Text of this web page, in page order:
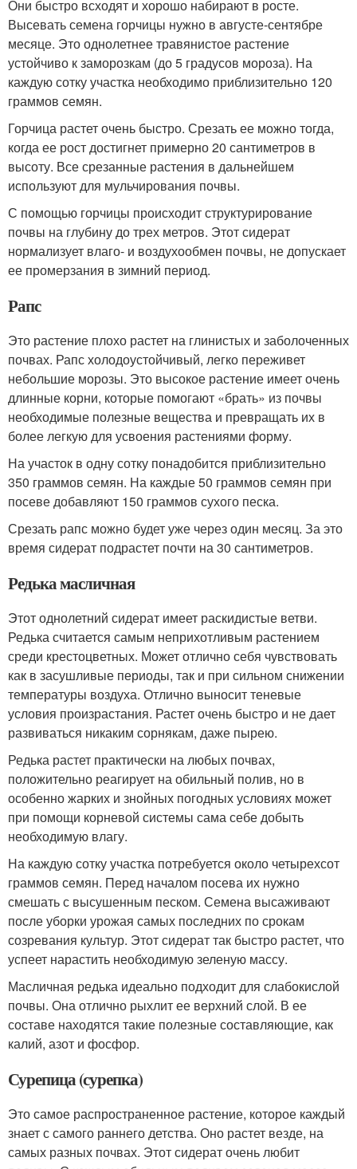
Они быстро всходят и хорошо набирают в росте.
Высевать семена горчицы нужно в августе-сентябре
месяце. Это однолетнее травянистое растение
устойчиво к заморозкам (до 5 градусов мороза). На
каждую сотку участка необходимо приблизительно 120
граммов семян.
Горчица растет очень быстро. Срезать ее можно тогда,
когда ее рост достигнет примерно 20 сантиметров в
высоту. Все срезанные растения в дальнейшем
используют для мульчирования почвы.
С помощью горчицы происходит структурирование
почвы на глубину до трех метров. Этот сидерат
нормализует влаго- и воздухообмен почвы, не допускает
ее промерзания в зимний период.
Рапс
Это растение плохо растет на глинистых и заболоченных
почвах. Рапс холодоустойчивый, легко переживет
небольшие морозы. Это высокое растение имеет очень
длинные корни, которые помогают «брать» из почвы
необходимые полезные вещества и превращать их в
более легкую для усвоения растениями форму.
На участок в одну сотку понадобится приблизительно
350 граммов семян. На каждые 50 граммов семян при
посеве добавляют 150 граммов сухого песка.
Срезать рапс можно будет уже через один месяц. За это
время сидерат подрастет почти на 30 сантиметров.
Редька масличная
Этот однолетний сидерат имеет раскидистые ветви.
Редька считается самым неприхотливым растением
среди крестоцветных. Может отлично себя чувствовать
как в засушливые периоды, так и при сильном снижении
температуры воздуха. Отлично выносит теневые
условия произрастания. Растет очень быстро и не дает
развиваться никаким сорнякам, даже пырею.
Редька растет практически на любых почвах,
положительно реагирует на обильный полив, но в
особенно жарких и знойных погодных условиях может
при помощи корневой системы сама себе добыть
необходимую влагу.
На каждую сотку участка потребуется около четырехсот
граммов семян. Перед началом посева их нужно
смешать с высушенным песком. Семена высаживают
после уборки урожая самых последних по срокам
созревания культур. Этот сидерат так быстро растет, что
успеет нарастить необходимую зеленую массу.
Масличная редька идеально подходит для слабокислой
почвы. Она отлично рыхлит ее верхний слой. В ее
составе находятся такие полезные составляющие, как
калий, азот и фосфор.
Сурепица (сурепка)
Это самое распространенное растение, которое каждый
знает с самого раннего детства. Оно растет везде, на
самых разных почвах. Этот сидерат очень любит